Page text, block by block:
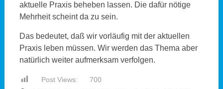
aktuelle Praxis beheben lassen. Die dafür nötige
Mehrheit scheint da zu sein.
Das bedeutet, daß wir vorläufig mit der aktuellen
Praxis leben müssen. Wir werden das Thema aber
natürlich weiter aufmerksam verfolgen.
Post Views:
700